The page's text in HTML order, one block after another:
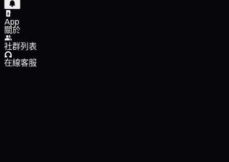
App
關於
社群列表
在線客服